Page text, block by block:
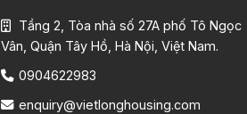
Tầng 2, Tòa nhà số 27A phố Tô Ngọc
Vân, Quận Tây Hồ, Hà Nội, Việt Nam.
0904622983
enquiry@vietlonghousing.com